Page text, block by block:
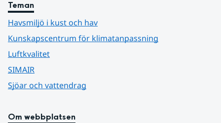
Teman
Havsmiljö i kust och hav
Kunskapscentrum för klimatanpassning
Luftkvalitet
SIMAIR
Sjöar och vattendrag
Om webbplatsen